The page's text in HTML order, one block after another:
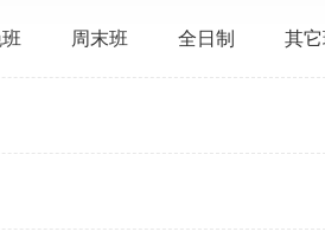
周末班 全日制 其